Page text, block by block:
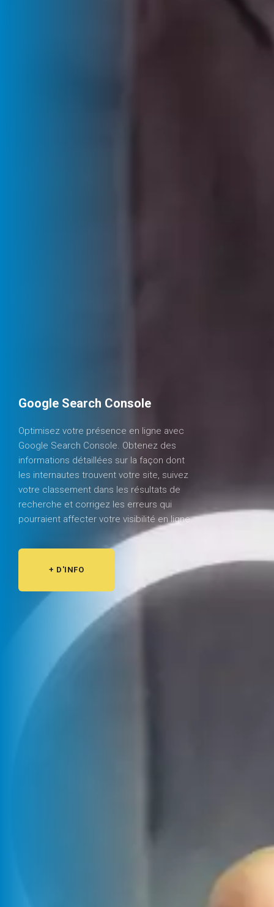
Google Search Console
Optimisez votre présence en ligne avec
Google Search Console. Obtenez des
informations détaillées sur la façon dont
les internautes trouvent votre site, suivez
votre classement dans les résultats de
recherche et corrigez les erreurs qui
pourraient affecter votre visibilité en ligne.
+ D'INFO